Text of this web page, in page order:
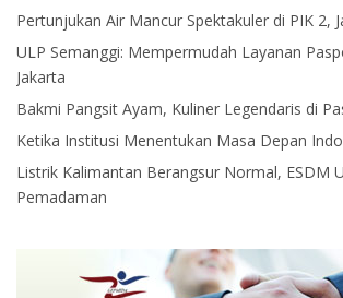
Pertunjukan Air Mancur Spektakuler di PIK 2,
ULP Semanggi: Mempermudah Layanan
Jakarta
Bakmi Pangsit Ayam, Kuliner Legendaris di
Ketika Institusi Menentukan Masa Depan
Listrik Kalimantan Berangsur Normal, ESDM
Pemadaman